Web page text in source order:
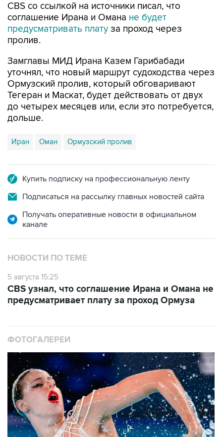
CBS со ссылкой на источники писал, что
соглашение Ирана и Омана не будет
предусматривать плату за проход через
пролив.
Замглавы МИД Ирана Казем Гарибабади
уточнял, что новый маршрут судоходства через
Ормузский пролив, который обговаривают
Тегеран и Маскат, будет действовать от двух
до четырех месяцев или, если это потребуется,
дольше.
Иран Оман Ормузский пролив
Купить подписку на профессиональную ленту
Подписаться на рассылку главных новостей сайта
Получать оперативные новости в официальном
канале
НОВОСТИ ПО ТЕМЕ
5 августа 15:25
CBS узнал, что соглашение Ирана и Омана не
предусматривает плату за проход Ормуза
ФОТОГАЛЕРЕИ